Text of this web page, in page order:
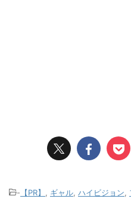
- 【PR】 ギャル ハイビジョン